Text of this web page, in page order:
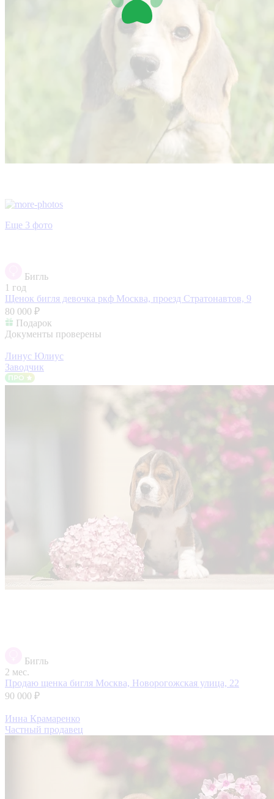
Еще 3 фото
Бигль
1 год
Щенок бигля девочка ркф Москва, проезд Стратонавтов, 9
80 000 ₽
Подарок
Документы проверены
Линус Юлиус
Заводчик
Бигль
2 мес.
Продаю щенка бигля Москва, Новорогожская улица, 22
90 000 ₽
Инна Крамаренко
Частный продавец